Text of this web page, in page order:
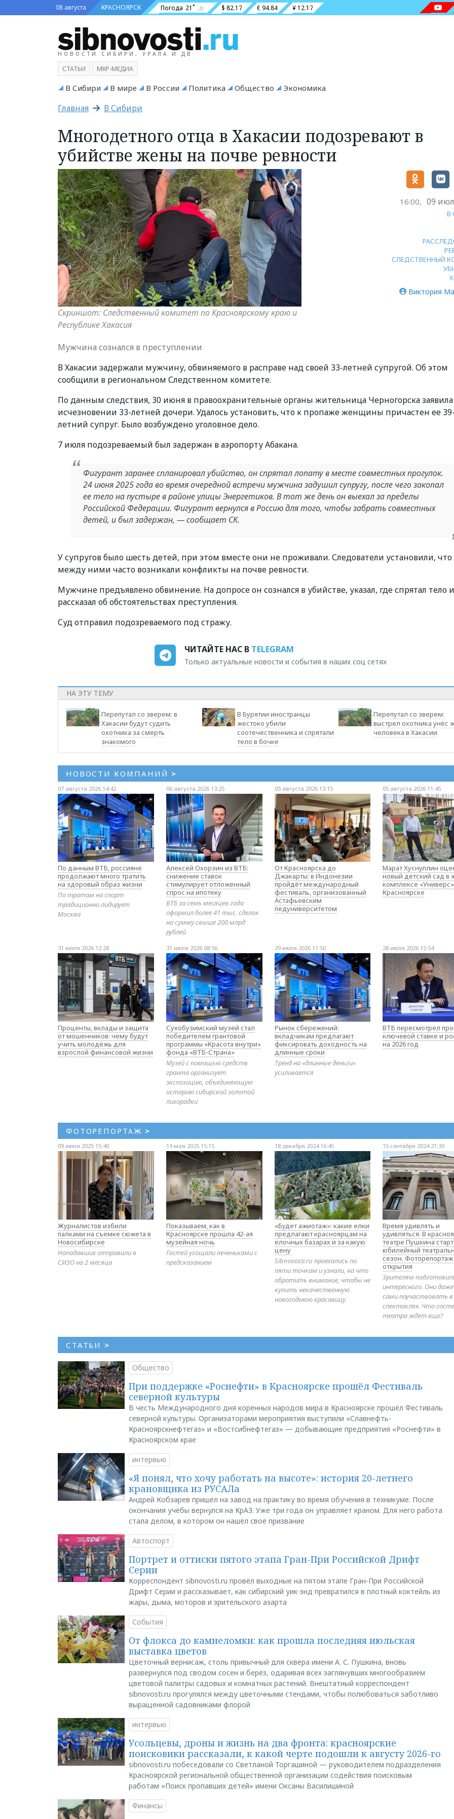
08 августа КРАСНОЯРСК Погода 21˚ $ 82.17 € 94.84 ¥ 12.17
НОВОСТИ СИБИРИ, УРАЛА И ДВ
СТАТЬИ МКР-МЕДИА
В Сибири В мире В России Политика Общество Экономика
Главная В Сибири
Многодетного отца в Хакасии подозревают в
убийстве жены на почве ревности
Скриншот: Следственный комитет по Красноярскому краю и
Республике Хакасия
16:00, 09
В
СЛЕДСТВЕННЫЙ
Виктория
Мужчина сознался в преступлении
В Хакасии задержали мужчину, обвиняемого в расправе над своей 33-летней супругой. Об этом
сообщили в региональном Следственном комитете.
По данным следствия, 30 июня в правоохранительные органы жительница Черногорска
исчезновении 33-летней дочери. Удалось установить, что к пропаже женщины причастен ее
летний супруг. Было возбуждено уголовное дело.
7 июля подозреваемый был задержан в аэропорту Абакана.
Фигурант заранее спланировал убийство, он спрятал лопату в месте совместных прогулок.
24 июня 2025 года во время очередной встречи мужчина задушил супругу, после чего закопал
ее тело на пустыре в районе улицы Энергетиков. В тот же день он выехал за пределы
Российской Федерации. Фигурант вернулся в Россию для того, чтобы забрать совместных
детей, и был задержан, — сообщает СК.
У супругов было шесть детей, при этом вместе они не проживали. Следователи установили, что
между ними часто возникали конфликты на почве ревности.
Мужчине предъявлено обвинение. На допросе он сознался в убийстве, указал, где спрятал тело и
рассказал об обстоятельствах преступления.
Суд отправил подозреваемого под стражу.
ЧИТАЙТЕ НАС В TELEGRAM
Только актуальные новости и события в наших соц сетях
НА ЭТУ ТЕМУ
Перепутал со зверем: в
Хакасии будут судить
охотника за смерть
знакомого
В Бурятии иностранцы
жестоко убили
соотечественника и спрятали
тело в бочке
Перепутал со зверем:
выстрел охотника унёс
человека в Хакасии
НОВОСТИ КОМПАНИЙ >
07 августа 2026 14:42
По данным ВТБ, россияне
продолжают много тратить
на здоровый образ жизни
По тратам на спорт
традиционно лидирует
Москва
06 августа 2026 13:25
Алексей Охорзин из ВТБ:
снижение ставок
стимулирует отложенный
спрос на ипотеку
ВТБ за семь месяцев года
оформил более 41 тыс. сделок
на сумму свыше 200 млрд
рублей
05 августа 2026 13:15
От Красноярска до
Джакарты: в Индонезии
пройдёт международный
фестиваль, организованный
Астафьевским
педуниверситетом
05 августа 2026 11:45
Марат Хуснуллин
новый детский сад в
комплексе
Красноярске
31 июля 2026 12:28
Проценты, вклады и защита
от мошенников: чему будут
учить молодёжь для
взрослой финансовой жизни
31 июля 2026 08:56
Сухобузимский музей стал
победителем грантовой
программы «Красота внутри»
фонда «ВТБ-Страна»
Музей с помощью средств
гранта организует
экспозицию, объединяющую
историю сибирской золотой
лихорадки
29 июля 2026 11:50
Рынок сбережений:
вкладчикам предлагают
фиксировать доходность на
длинные сроки
Тренд на «длинные деньги»
усиливается
28 июля 2026 15:54
ВТБ пересмотрел
ключевой ставке и
на 2026 год
ФОТОРЕПОРТАЖ >
09 июня 2025 15:40
Журналистов избили
палками на съемке сюжета в
Новосибирске
Нападавших отправили в
СИЗО на 2 месяца
19 мая 2025 15:15
Показываем, как в
Красноярске прошла 42-ая
музейная ночь
Гостей угощали печеньками с
предсказанием
18 декабря 2024 16:45
«Будет ажиотаж»: какие елки
предлагают красноярцам на
елочных базарах и за какую
цену
Sibnovosti.ru проехались по
пяти точкам и узнали, на что
обратить внимание, чтобы не
купить некачественную
новогоднюю красавицу
15 сентября 2024 21:30
Время удивлять и
удивляться. В
театре Пушкина
юбилейный
сезон. Фоторепортаж
открытия
Зрителям
интересного. Они
сами поучаствовать в
спектаклях. Что
театра ждет еще?
СТАТЬИ >
Общество
При поддержке «Роснефти» в Красноярске прошёл Фестиваль
северной культуры
В честь Международного дня коренных народов мира в Красноярске прошёл Фестиваль
северной культуры. Организаторами мероприятия выступили «Славнефть-
Красноярскнефтегаз» и «Востсибнефтегаз» — добывающие предприятия «Роснефти» в
Красноярском крае
интервью
«Я понял, что хочу работать на высоте»: история 20-летнего
крановщика из РУСАЛа
Андрей Кобзарев пришёл на завод на практику во время обучения в техникуме. После
окончания учёбы вернулся на КрАЗ. Уже три года он управляет краном. Для него работа
стала делом, в котором он нашёл своё призвание
Автоспорт
Портрет и оттиски пятого этапа Гран-При Российской Дрифт
Серии
Корреспондент sibnovosti.ru провёл выходные на пятом этапе Гран-При Российской
Дрифт Серии и рассказывает, как сибирский уик-энд превратился в плотный коктейль из
жары, дыма, моторов и зрительского азарта
События
От флокса до камнеломки: как прошла последняя июльская
выставка цветов
Цветочный вернисаж, столь привычный для сквера имени А. С. Пушкина, вновь
развернулся под сводом сосен и берёз, одаривая всех заглянувших многообразием
цветовой палитры садовых и комнатных растений. Внештатный корреспондент
sibnovosti.ru прогулялся между цветочными стендами, чтобы полюбоваться заботливо
выращенной садовниками флорой
интервью
Усольцевы, дроны и жизнь на два фронта: красноярские
поисковики рассказали, к какой черте подошли к августу 2026-го
sibnovosti.ru побеседовали со Светланой Торгашиной — руководителем подразделения
Красноярской региональной общественной организации содействия поисковым
работам «Поиск пропавших детей» имени Оксаны Василишиной
Финансы